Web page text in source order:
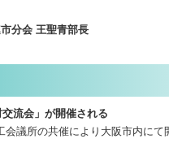
分会 王聖青部長
流会」が開催される
議所の共催により大阪市内にて